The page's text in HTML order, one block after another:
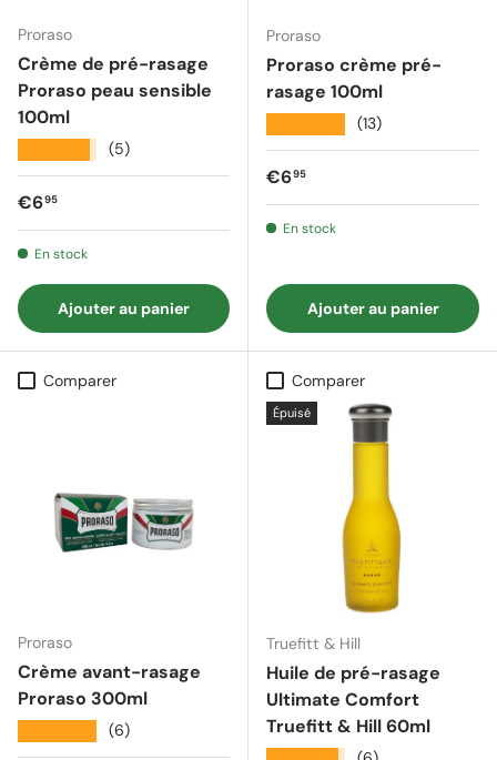
Proraso
Crème de pré-rasage
Proraso peau sensible
100ml
(5)
Prix régulier
€695
En stock
Ajouter au panier
Proraso
Proraso crème pré-
rasage 100ml
(13)
Prix régulier
€695
En stock
Ajouter au panier
Comparer
Proraso
Crème avant-rasage
Proraso 300ml
(6)
Comparer
Épuisé
Truefitt & Hill
Huile de pré-rasage
Ultimate Comfort
Truefitt & Hill 60ml